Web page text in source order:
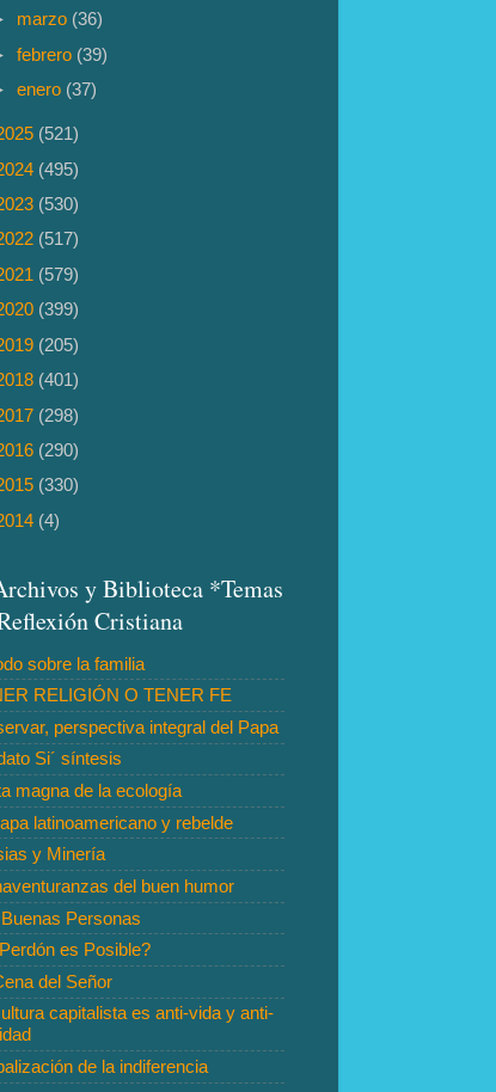
marzo (36)
febrero (39)
enero (37)
(521)
(495)
(530)
(517)
(579)
(399)
(205)
(401)
(298)
(290)
(330)
(4)
y Biblioteca *Temas
Cristiana
sobre la familia
RELIGIÓN O TENER FE
perspectiva integral del Papa
Si´ síntesis
magna de la ecología
latinoamericano y rebelde
y Minería
del buen humor
Personas
es Posible?
del Señor
capitalista es anti-vida y anti-
de la indiferencia